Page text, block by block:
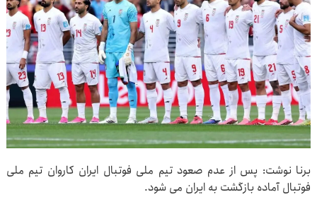
برنا نوشت: پس از عدم صعود تیم ملی فوتبال ایران کاروان تیم ملی
فوتبال آماده بازگشت به ایران می شود.